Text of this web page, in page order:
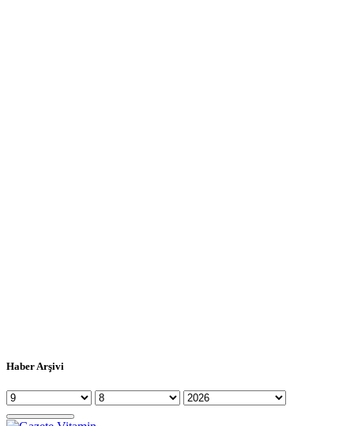
Haber Arşivi